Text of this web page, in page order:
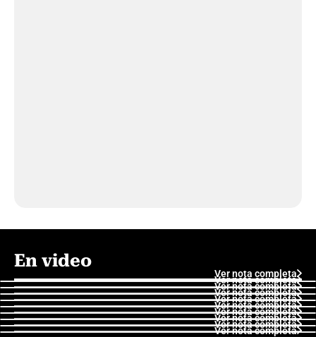
En video
Ver nota completa
Ver nota completa
Ver nota completa
Ver nota completa
Ver nota completa
Ver nota completa
Ver nota completa
Ver nota completa
Ver nota completa
Ver nota completa